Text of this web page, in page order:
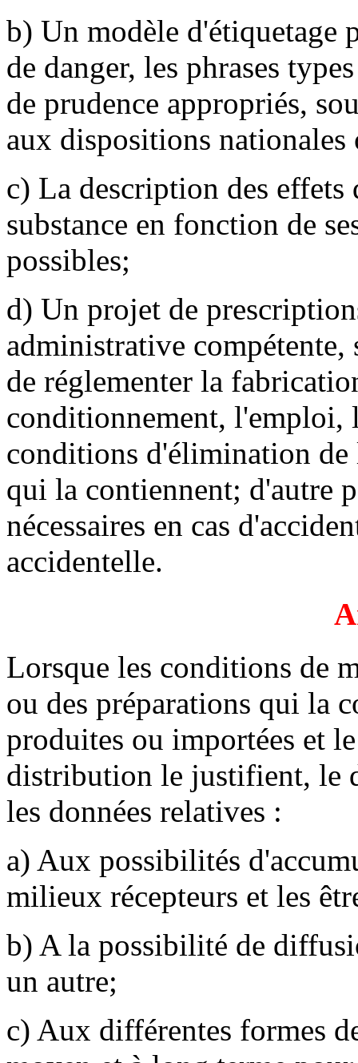
b) Un modèle d'étiquetage
de danger, les phrases
de prudence appropriés,
aux dispositions
c) La description des
substance en fonction de
possibles;
d) Un projet de
administrative
de réglementer la
conditionnement,
conditions d'élimination de
qui la contiennent; d'autre
nécessaires en cas
accidentelle.
Lorsque les conditions de
ou des préparations qui la
produites ou importées et
distribution le justifient, le
les données relatives :
a) Aux possibilités
milieux récepteurs et les
b) A la possibilité de
un autre;
c) Aux différentes formes